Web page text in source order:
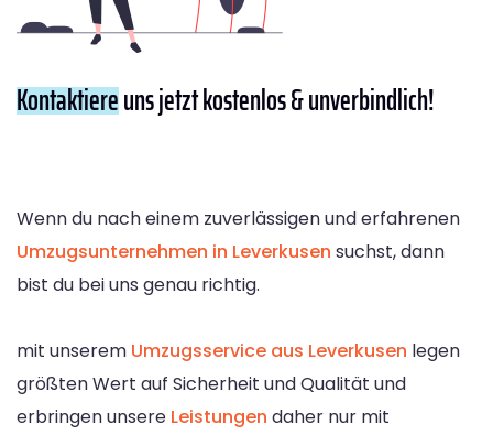
Kontaktiereuns jetzt kostenlos & unverbindlich!
Wenn du nach einem zuverlässigen und erfahrenen
Umzugsunternehmen in Leverkusen suchst, dann
bist du bei uns genau richtig.
mit unserem Umzugsservice aus Leverkusen legen
größten Wert auf Sicherheit und Qualität und
erbringen unsere Leistungen daher nur mit